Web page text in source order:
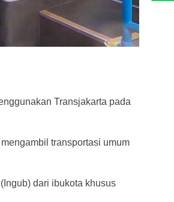
Transjakarta pada
transportasi umum
dari ibukota khusus